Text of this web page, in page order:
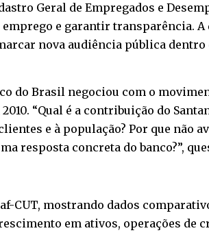
Geral de Empregados e
e garantir transparência. A
nova audiência pública dentro
do Brasil negociou com o
“Qual é a contribuição do
e à população? Por que não
resposta concreta do banco?”,
CUT, mostrando dados
em ativos, operações de